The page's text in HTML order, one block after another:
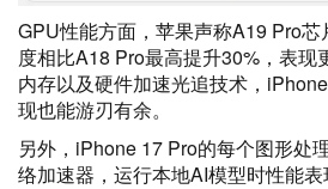
GPU性能方面 ，苹果声称A19 Pro
度相比A18 Pro最高提升30%，表现
内存以及硬件加速光追技术，
现也能游刃有余。
另外，iPhone 17 Pro的每个图形处
络加速器，运行本地AI模型时性能表